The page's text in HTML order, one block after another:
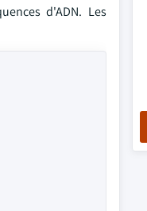
d'ADN. Les